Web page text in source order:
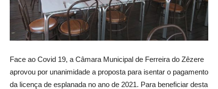
Face ao Covid 19, a Câmara Municipal de Ferreira do Zêzere
aprovou por unanimidade a proposta para isentar o pagamento
da licença de esplanada no ano de 2021. Para beneficiar desta